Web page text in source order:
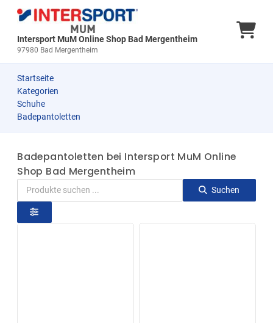
Intersport MuM Online Shop Bad Mergentheim
97980 Bad Mergentheim
Startseite
Kategorien
Schuhe
Badepantoletten
Badepantoletten bei Intersport MuM Online
Shop Bad Mergentheim
Suchen